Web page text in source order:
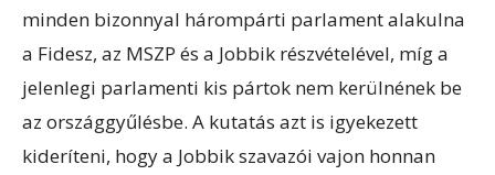
minden bizonnyal hárompárti parlament alakulna
a Fidesz, az MSZP és a Jobbik részvételével, míg a
jelenlegi parlamenti kis pártok nem kerülnének be
az országgyűlésbe. A kutatás azt is igyekezett
kideríteni, hogy a Jobbik szavazói vajon honnan